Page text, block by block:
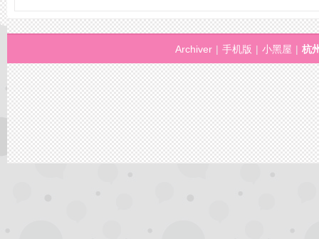
Archiver | 手机版 | 小黑屋 | 杭